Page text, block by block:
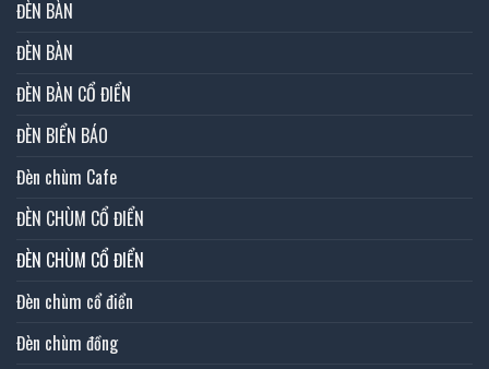
ĐÈN BÀN
ĐÈN BÀN
ĐÈN BÀN CỔ ĐIỂN
ĐÈN BIỂN BÁO
Đèn chùm Cafe
ĐÈN CHÙM CỔ ĐIỂN
ĐÈN CHÙM CỔ ĐIỂN
Đèn chùm cổ điển
Đèn chùm đồng